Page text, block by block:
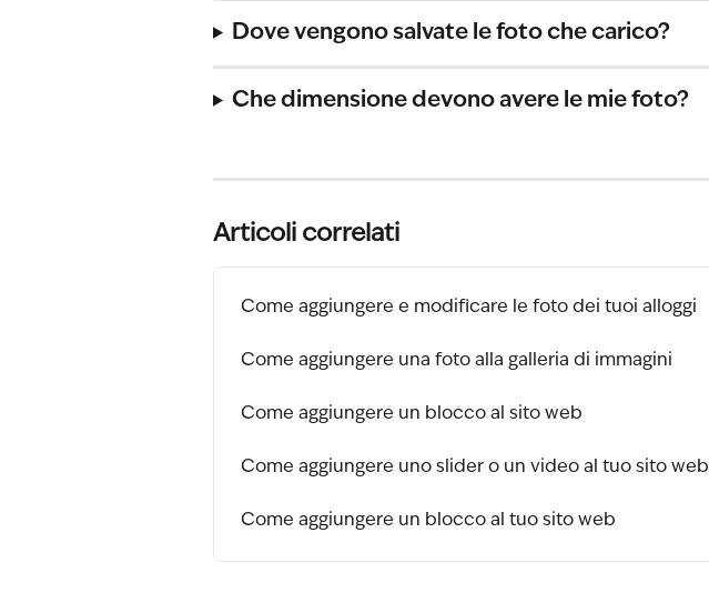
Dove vengono salvate le foto che carico?
Che dimensione devono avere le mie foto?
Articoli correlati
Come aggiungere e modificare le foto dei tuoi alloggi
Come aggiungere una foto alla galleria di immagini
Come aggiungere un blocco al sito web
Come aggiungere uno slider o un video al tuo sito web
Come aggiungere un blocco al tuo sito web